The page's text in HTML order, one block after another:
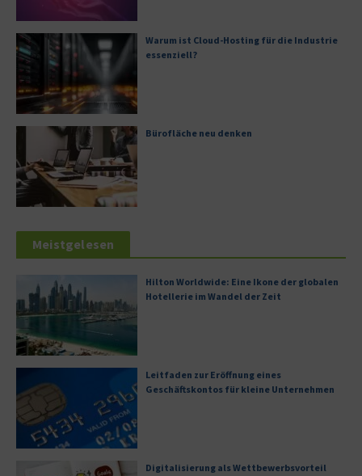
Warum ist Cloud-Hosting für die Industrie
essenziell?
Bürofläche neu denken
Meistgelesen
Hilton Worldwide: Eine Ikone der globalen
Hotellerie im Wandel der Zeit
Leitfaden zur Eröffnung eines
Geschäftskontos für kleine Unternehmen
Digitalisierung als Wettbewerbsvorteil